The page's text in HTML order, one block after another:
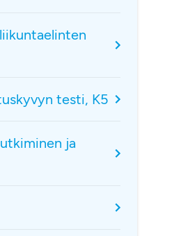
testi, K5
ja